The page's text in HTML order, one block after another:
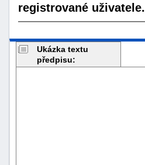
registrované uživatele.
Ukázka textu
předpisu: